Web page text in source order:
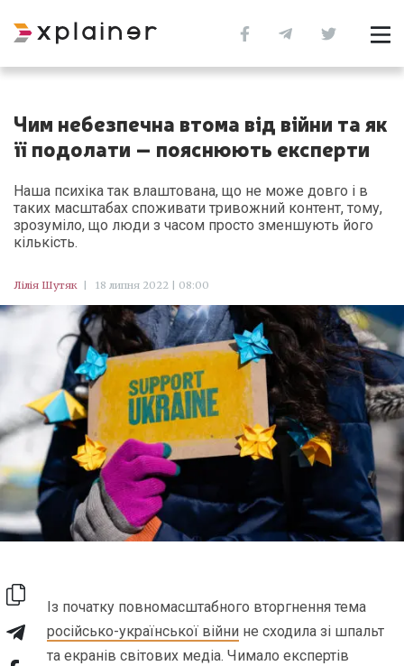
Чим небезпечна втома від війни та як
її подолати – пояснюють експерти
Наша психіка так влаштована, що не може довго і в
таких масштабах споживати тривожний контент, тому,
зрозуміло, що люди з часом просто зменшують його
кількість.
Лілія Шутяк 18 липня 2022 | 08:00
Із початку повномасштабного вторгнення тема
російсько-української війни не сходила зі шпальт
та екранів світових медіа. Чимало експертів